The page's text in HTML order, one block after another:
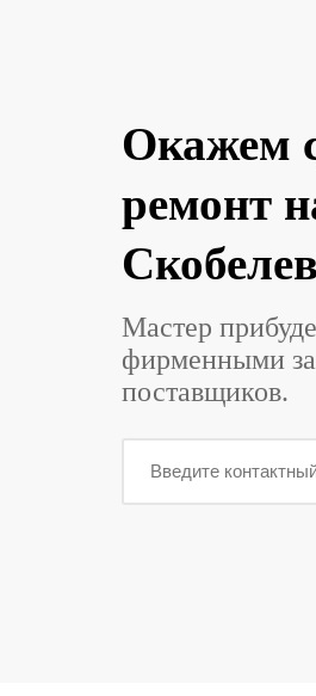
Окажем
ремонт
Мастер
фирменными
поставщиков.